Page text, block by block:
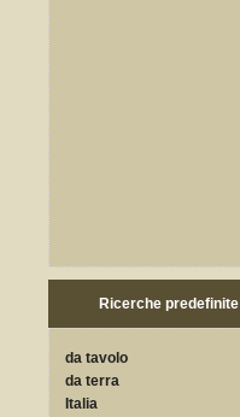
Ricerche predefinite
da tavolo
da terra
Italia